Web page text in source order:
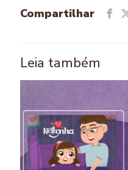
Compartilhar
Leia também